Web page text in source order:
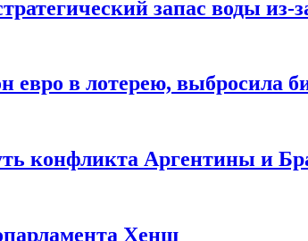
запас воды из-
в лотерею, выбросила
конфликта Аргентины и
Хенш